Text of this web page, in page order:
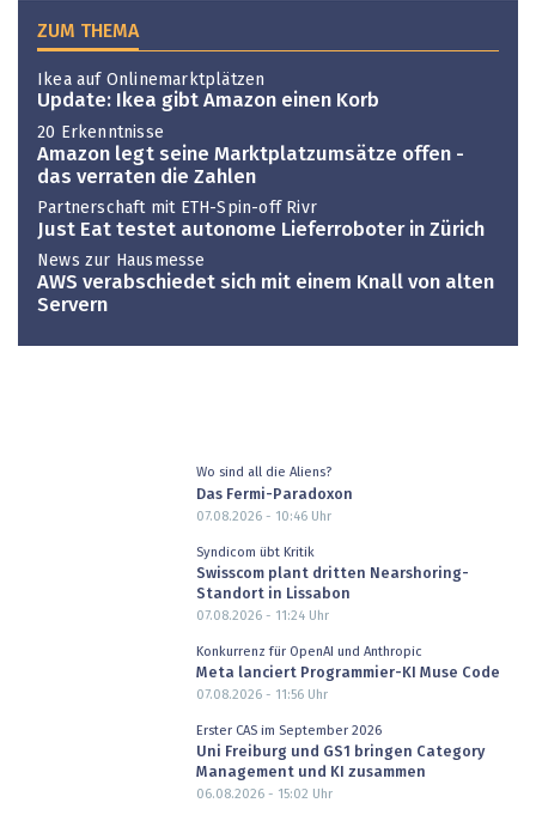
ZUM THEMA
Ikea auf Onlinemarktplätzen
Update: Ikea gibt Amazon einen Korb
20 Erkenntnisse
Amazon legt seine Marktplatzumsätze offen -
das verraten die Zahlen
Partnerschaft mit ETH-Spin-off Rivr
Just Eat testet autonome Lieferroboter in Zürich
News zur Hausmesse
AWS verabschiedet sich mit einem Knall von alten
Servern
Wo sind all die Aliens?
Das Fermi-Paradoxon
07.08.2026 - 10:46Uhr
Syndicom übt Kritik
Swisscom plant dritten Nearshoring-
Standort in Lissabon
07.08.2026 - 11:24Uhr
Konkurrenz für OpenAI und Anthropic
Meta lanciert Programmier-KI Muse Code
07.08.2026 - 11:56Uhr
Erster CAS im September 2026
Uni Freiburg und GS1 bringen Category
Management und KI zusammen
06.08.2026 - 15:02 Uhr